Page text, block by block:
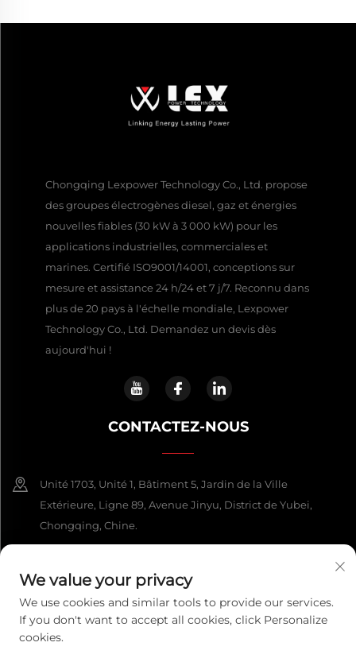
Chongqing Lexpower Technology Co., Ltd. propose
des groupes électrogènes diesel, gaz et énergies
nouvelles fiables (30 kW à 3 000 kW) pour les
applications industrielles, commerciales et
marines. Certifié ISO9001/14001, conceptions sur
mesure et assistance 24 h/24 et 7 j/7. Reconnu dans
plus de 20 pays à l'échelle mondiale, Lexpower
Technology Co., Ltd. Demandez un devis dès
aujourd'hui !
CONTACTEZ-NOUS
Unité 1703, Unité 1, Bâtiment 5, Jardin de la Ville
Extérieure, Ligne 89, Avenue Jinyu, District de Yubei,
Chongqing, Chine.
[email protected]
We value your privacy
We use cookies and similar tools to provide our services.
If you don't want to accept all cookies, click Personalize
cookies.